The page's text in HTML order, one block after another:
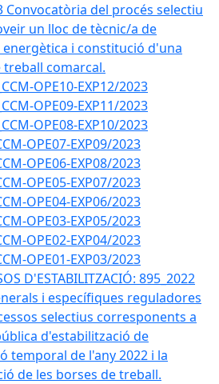
Convocatòria del procés selectiu
un lloc de tècnic/a de
i constitució d'una
treball comarcal.
OPE10-EXP12/2023
OPE09-EXP11/2023
OPE08-EXP10/2023
OPE07-EXP09/2023
OPE06-EXP08/2023
OPE05-EXP07/2023
OPE04-EXP06/2023
OPE03-EXP05/2023
OPE02-EXP04/2023
OPE01-EXP03/2023
D'ESTABILITZACIÓ: 895_2022
i específiques reguladores
selectius corresponents a
d'estabilització de
temporal de l'any 2022 i la
de les borses de treball.